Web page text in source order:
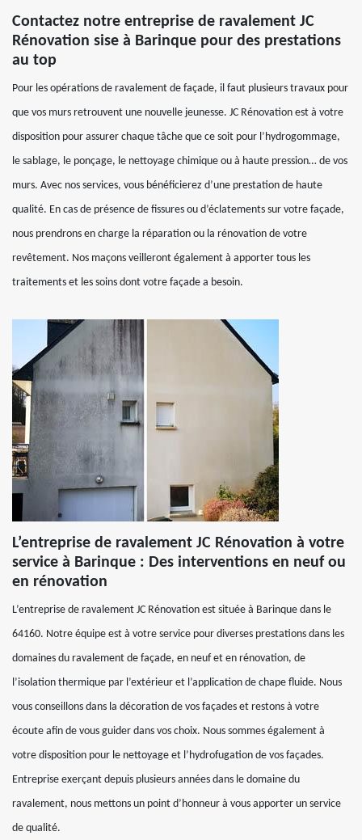
Contactez notre entreprise de ravalement JC
Rénovation sise à Barinque pour des prestations
au top
Pour les opérations de ravalement de façade, il faut plusieurs travaux pour
que vos murs retrouvent une nouvelle jeunesse. JC Rénovation est à votre
disposition pour assurer chaque tâche que ce soit pour l’hydrogommage,
le sablage, le ponçage, le nettoyage chimique ou à haute pression… de vos
murs. Avec nos services, vous bénéficierez d’une prestation de haute
qualité. En cas de présence de fissures ou d’éclatements sur votre façade,
nous prendrons en charge la réparation ou la rénovation de votre
revêtement. Nos maçons veilleront également à apporter tous les
traitements et les soins dont votre façade a besoin.
L’entreprise de ravalement JC Rénovation à votre
service à Barinque : Des interventions en neuf ou
en rénovation
L’entreprise de ravalement JC Rénovation est située à Barinque dans le
64160. Notre équipe est à votre service pour diverses prestations dans les
domaines du ravalement de façade, en neuf et en rénovation, de
l’isolation thermique par l’extérieur et l’application de chape fluide. Nous
vous conseillons dans la décoration de vos façades et restons à votre
écoute afin de vous guider dans vos choix. Nous sommes également à
votre disposition pour le nettoyage et l’hydrofugation de vos façades.
Entreprise exerçant depuis plusieurs années dans le domaine du
ravalement, nous mettons un point d’honneur à vous apporter un service
de qualité.